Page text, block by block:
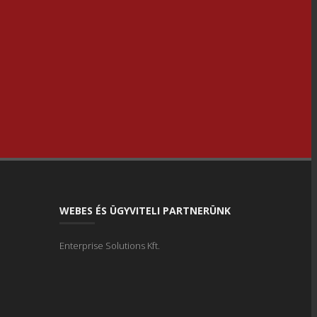
WEBES ÉS ÜGYVITELI PARTNERÜNK
Enterprise Solutions Kft.